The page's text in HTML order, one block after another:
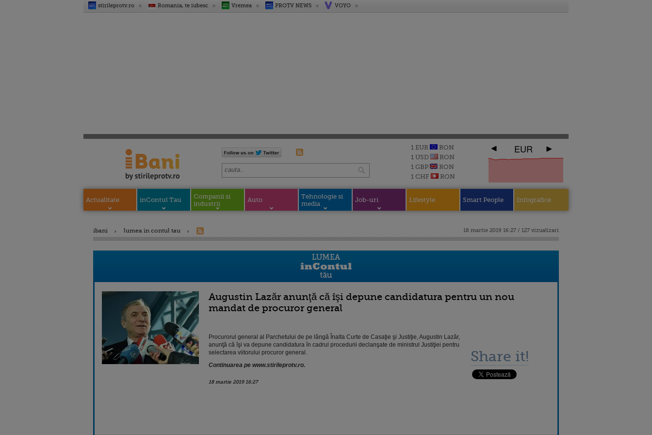
stirileprotv.ro Romania, te iubesc Vremea PROTV NEWS VOYO
1 EUR
RON
1 USD
RON
1 GBP
RON
1 CHF
RON
EUR
Actualitate inContul Tau
Companii si
industrii
Auto
Tehnologie si
media
Job-uri Lifestyle Smart People Infografice
ibani lumea in contul tau 18 martie 2019 16:27 / 127 vizualizari
Augustin Lazăr anunţă că îşi depune candidatura pentru un nou
mandat de procuror general
Procurorul general al Parchetului de pe lângă Înalta Curte de Casaţie şi Justiţie, Augustin Lazăr,
anunţă că îşi va depune candidatura în cadrul procedurii declanşate de ministrul Justiţiei pentru
selectarea viitorului procuror general.
Continuarea pe www.stirileprotv.ro.
18 martie 2019 16:27
Share it!